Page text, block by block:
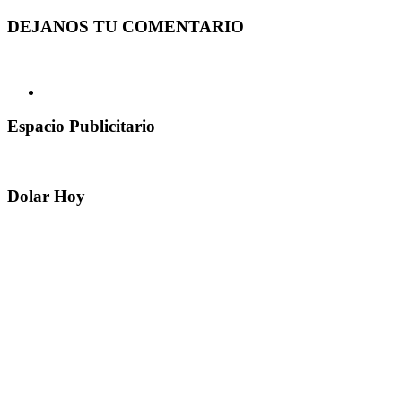
DEJANOS TU COMENTARIO
Espacio Publicitario
Dolar Hoy